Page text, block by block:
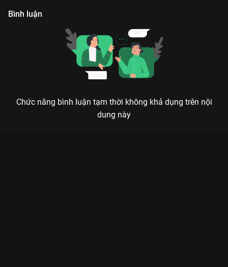
Bình luận
Chức năng bình luận tạm thời không khả dụng trên nội
dung này